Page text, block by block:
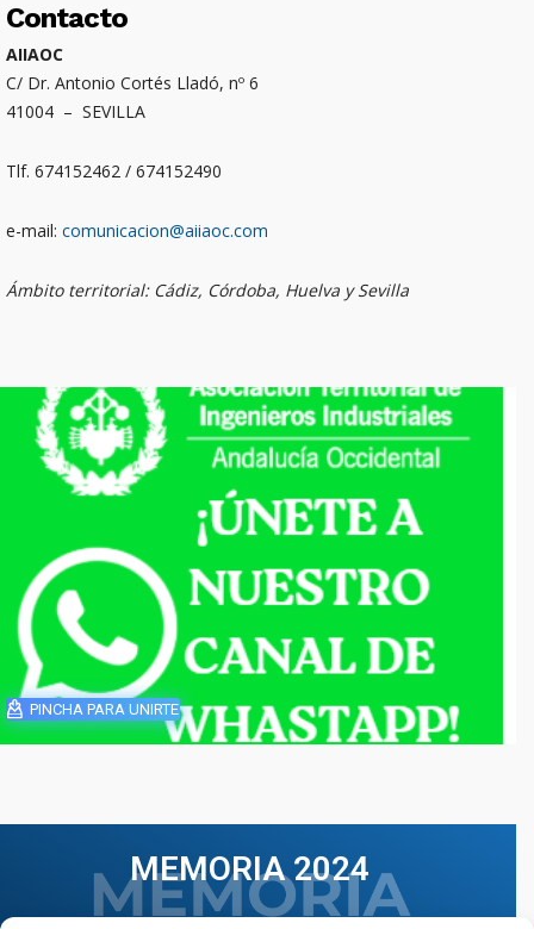
Contacto
AIIAOC
C/ Dr. Antonio Cortés Lladó, nº 6
41004 – SEVILLA
Tlf. 674152462 / 674152490
e-mail: comunicacion@aiiaoc.com
Ámbito territorial: Cádiz, Córdoba, Huelva y Sevilla
PINCHA PARA UNIRTE
MEMORIA 2024